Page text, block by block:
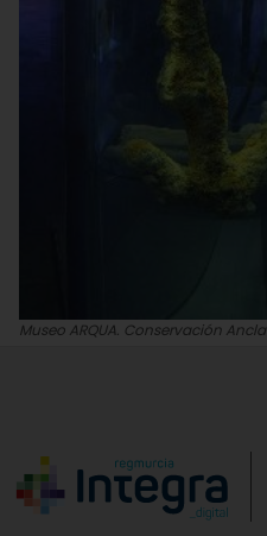
Museo ARQUA. Conservación Ancla